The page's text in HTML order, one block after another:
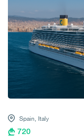
Spain, Italy
720